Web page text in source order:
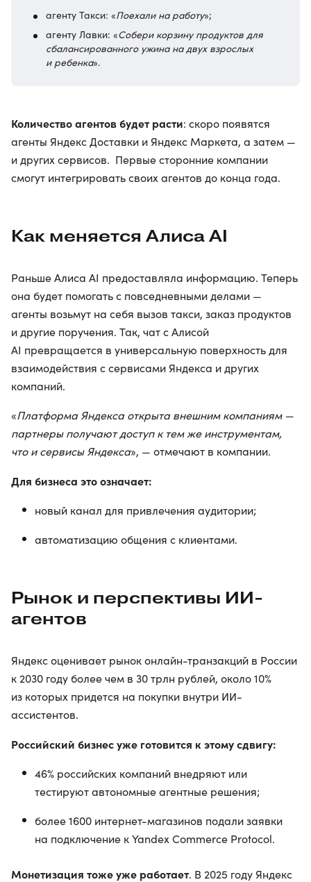
агенту Такси: «Поехали на работу»;
агенту Лавки: «Собери корзину продуктов для
сбалансированного ужина на двух взрослых
и ребенка».
Количество агентов будет расти: скоро появятся
агенты Яндекс Доставки и Яндекс Маркета, а затем —
и других сервисов. Первые сторонние компании
смогут интегрировать своих агентов до конца года.
Как меняется Алиса AI
Раньше Алиса AI предоставляла информацию. Теперь
она будет помогать с повседневными делами —
агенты возьмут на себя вызов такси, заказ продуктов
и другие поручения. Так, чат с Алисой
AI превращается в универсальную поверхность для
взаимодействия с сервисами Яндекса и других
компаний.
«Платформа Яндекса открыта внешним компаниям —
партнеры получают доступ к тем же инструментам,
что и сервисы Яндекса», — отмечают в компании.
Для бизнеса это означает:
новый канал для привлечения аудитории;
автоматизацию общения с клиентами.
Рынок и перспективы ИИ-
агентов
Яндекс оценивает рынок онлайн-транзакций в России
к 2030 году более чем в 30 трлн рублей, около 10%
из которых придется на покупки внутри ИИ-
ассистентов.
Российский бизнес уже готовится к этому сдвигу:
46% российских компаний внедряют или
тестируют автономные агентные решения;
более 1600 интернет-магазинов подали заявки
на подключение к Yandex Commerce Protocol.
Монетизация тоже уже работает. В 2025 году Яндекс